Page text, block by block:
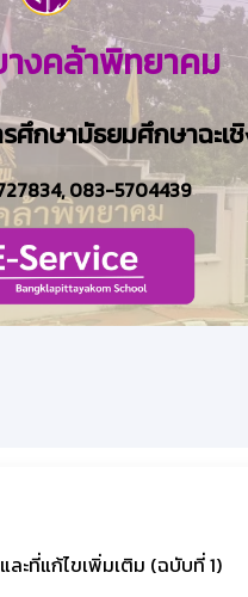
างคล้าพิทยาคม
กษามัธยมศึกษาฉะเชิ
,083-5704439
ะที่แก้ไขเพิ่มเติม (ฉบับที่ 1)